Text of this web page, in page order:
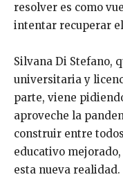
resolver es como
intentar recuperar
Silvana Di Stefano,
universitaria y
parte, viene
aproveche la
construir entre
educativo
esta nueva